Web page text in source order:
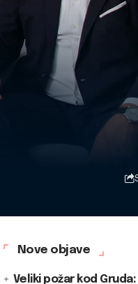
Nove objave
Veliki požar kod